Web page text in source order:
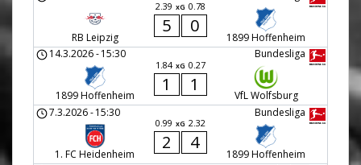
RB Leipzig
2.39 xG 0.78
5 0
1899 Hoffenheim
Bundesliga
14.3.2026-15:30
1899 Hoffenheim
1.84 xG 0.27
1 1
VfL Wolfsburg
Bundesliga
7.3.2026-15:30
1. FC Heidenheim
0.99 xG 2.32
2 4
1899 Hoffenheim